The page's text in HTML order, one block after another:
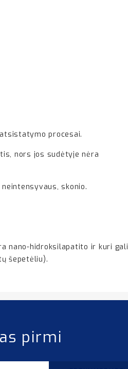
procesai.
nors jos sudėtyje nėra
skonio.
nano-hidroksilapatito ir kuri gali
šepetėliu).
pirmi